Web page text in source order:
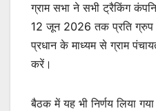
ग्राम सभा ने सभी ट्रैकिंग
12 जून 2026 तक प्रति ग्रुप
प्रधान के माध्यम से ग्राम
करें।
बैठक में यह भी निर्णय लिया